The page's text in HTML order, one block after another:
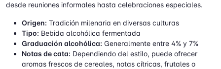
desde reuniones informales hasta celebraciones especiales.
Origen: Tradición milenaria en diversas culturas
Tipo: Bebida alcohólica fermentada
Graduación alcohólica: Generalmente entre 4% y 7%
Notas de cata: Dependiendo del estilo, puede ofrecer
aromas frescos de cereales, notas cítricas, frutales o